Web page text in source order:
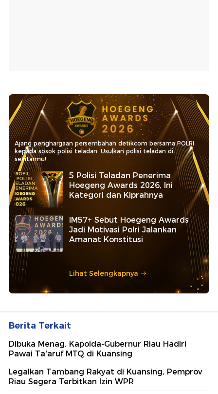
Ajang penghargaan persembahan detikcom bersama POLRI
kepada sosok polisi teladan. Usulkan polisi teladan di
sekitarmu!
5 Polisi Teladan Penerima
Hoegeng Awards 2026, Ini
Kategori dan Kiprahnya
IM57+ Sebut Hoegeng Awards
Jadi Motivasi Polri Jalankan
Amanat Konstitusi
Lihat Selengkapnya
Berita Terkait
Dibuka Menag, Kapolda-Gubernur Riau Hadiri
Pawai Ta'aruf MTQ di Kuansing
Legalkan Tambang Rakyat di Kuansing, Pemprov
Riau Segera Terbitkan Izin WPR